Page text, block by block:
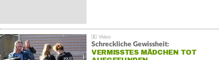
Schreckliche Gewissheit:
VERMISSTES MÄDCHEN TOT